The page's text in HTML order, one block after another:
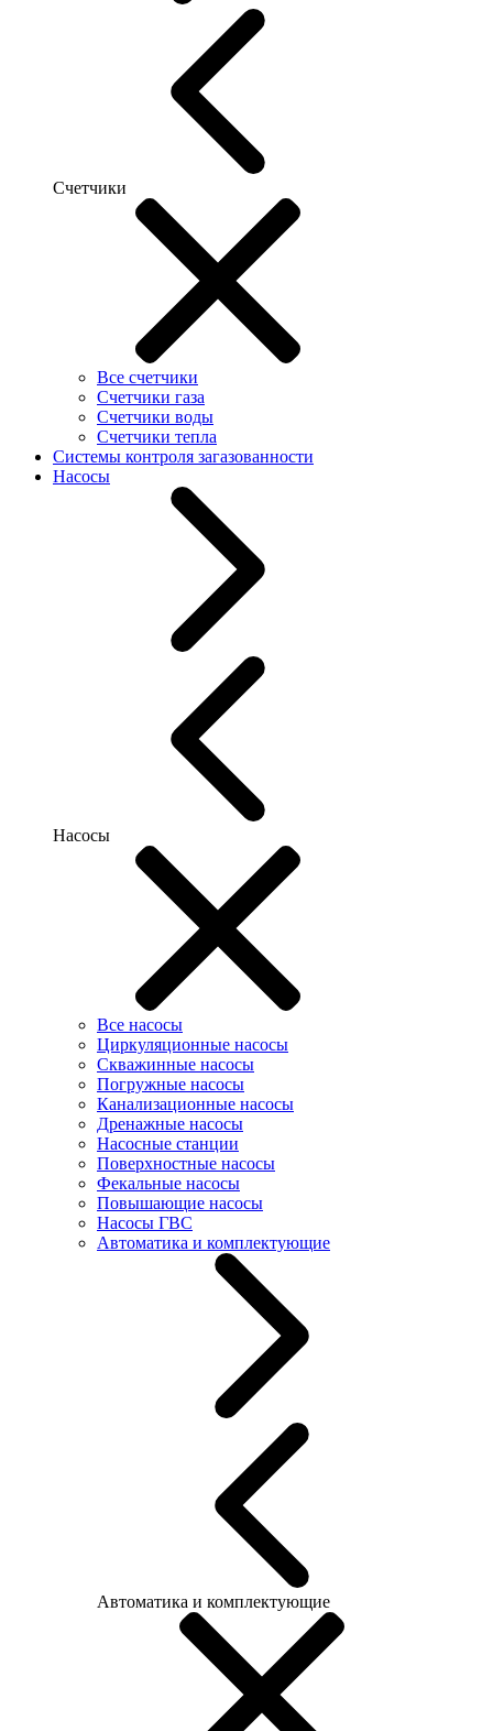
Счетчики
Все счетчики
Счетчики газа
Счетчики воды
Счетчики тепла
Системы контроля загазованности
Насосы
Насосы
Все насосы
Циркуляционные насосы
Скважинные насосы
Погружные насосы
Канализационные насосы
Дренажные насосы
Насосные станции
Поверхностные насосы
Фекальные насосы
Повышающие насосы
Насосы ГВС
Автоматика и комплектующие
Автоматика и комплектующие